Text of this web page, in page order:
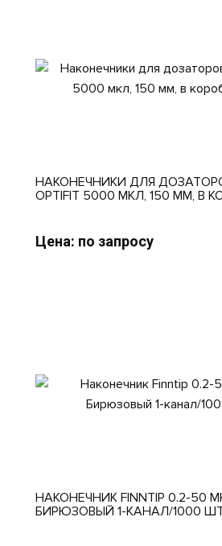
НАКОНЕЧНИКИ ДЛЯ
OPTIFIT 5000 МКЛ, 150 ММ, В
Цена: по запросу
НАКОНЕЧНИК FINNTIP 0.2-50
БИРЮЗОВЫЙ 1-КАНАЛ/1000